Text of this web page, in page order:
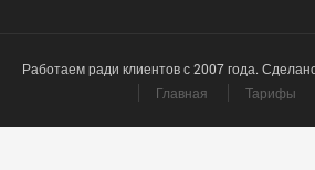
Работаем ради клиентов с 2007 года.
Главная
Тарифы